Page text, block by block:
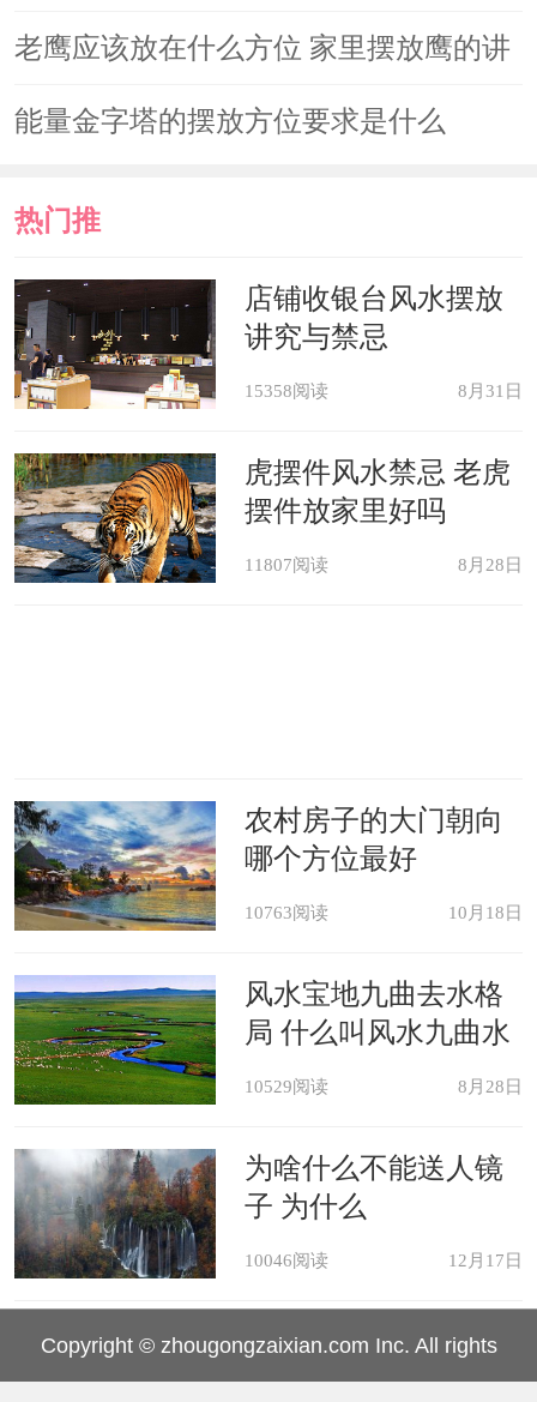
满的寓意。
影响到日常就餐和生活的情绪，假
天花为迁就屋顶的横梁而压得太低，无
论在风水方面或设计方面均不宜。对于
这种情况，可采用四边低而中间高的天
服，而且天花板中间的凹位形成聚水
的“天池”，对餐厅风水大有裨益。
5、餐厅吊顶造型应四边低中间高
财气，将财气聚拢于吊顶中间之处，象
征钱财可聚于家中，不会往外流散。
镜子有反射的作用，集聚在餐厅吊
顶中的财气都会北京在反射出去，象征
着家里的财气向外流。
餐厅客厅吊顶的风水讲究
老鹰应该放在什么方位 家里摆放鹰的讲
究
能量金字塔的摆放方位要求是什么
热门推
荐
店铺收银台风水摆放
讲究与禁忌
15358阅读 8月31日
虎摆件风水禁忌 老虎
摆件放家里好吗
11807阅读 8月28日
农村房子的大门朝向
哪个方位最好
10763阅读 10月18日
风水宝地九曲去水格
局 什么叫风水九曲水
10529阅读 8月28日
为啥什么不能送人镜
子 为什么
10046阅读 12月17日
Copyright © zhougongzaixian.com Inc. All rights